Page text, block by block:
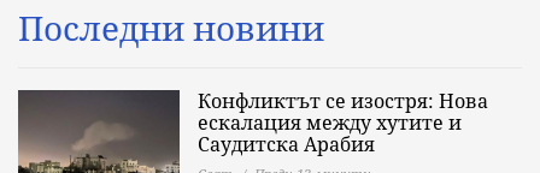
Последни новини
Конфликтът се изостря: Нова
ескалация между хутите и
Саудитска Арабия